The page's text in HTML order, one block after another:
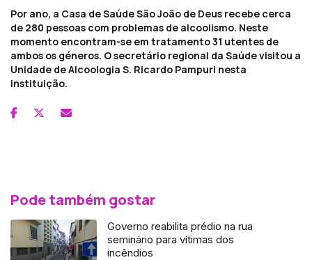
Por ano, a Casa de Saúde São João de Deus recebe cerca
de 280 pessoas com problemas de alcoolismo. Neste
momento encontram-se em tratamento 31 utentes de
ambos os géneros. O secretário regional da Saúde visitou a
Unidade de Alcoologia S. Ricardo Pampuri nesta
instituição.
Pode também gostar
Governo reabilita prédio na rua
seminário para vítimas dos
incêndios